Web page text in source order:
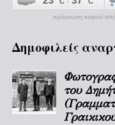
πρόγνωση καιρού
Δημοφιλείς
του